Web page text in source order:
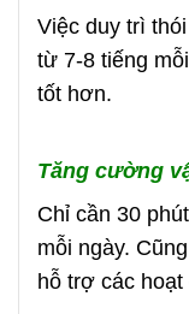
Việc duy trì
từ 7-8 tiếng
tốt hơn.
Tăng cường
Chỉ cần 30
mỗi ngày.
hỗ trợ các